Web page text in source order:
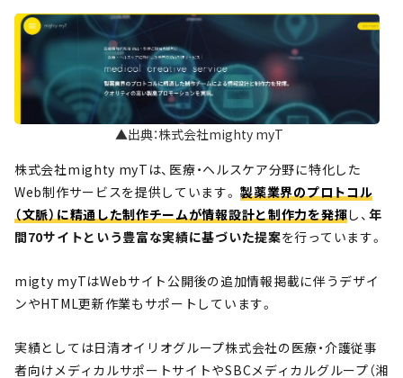
▲出典：株式会社mighty myT
株式会社mighty myTは、医療・ヘルスケア分野に特化した
Web制作サービスを提供しています。製薬業界のプロトコル
（文脈）に精通した制作チームが情報設計と制作力を発揮し、 年
間70サイトという豊富な実績に基づいた提案を行っています。
migty myTはWebサイト公開後の追加情報掲載に伴うデザイ
ンやHTML更新作業もサポートしています。
実績としては日清オイリオグループ株式会社の医療・介護従事
者向けメディカルサポートサイトやSBCメディカルグループ（湘